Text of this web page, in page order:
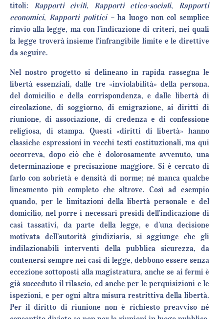
titoli: Rapporti civili, Rapporti etico-sociali,Rapporti
economici, Rapporti politici – ha luogo non col semplice
rinvio alla legge, ma con l’indicazione di criteri, nei quali
la legge troverà insieme l’infrangibile limite e le direttive
da seguire.
Nel nostro progetto si delineano in rapida rassegna le
libertà essenziali, dalle tre «inviolabilità» della persona,
del domicilio e della corrispondenza, e dalle libertà di
circolazione, di soggiorno, di emigrazione, ai diritti di
riunione, di associazione, di credenza e di confessione
religiosa, di stampa. Questi «diritti di libertà» hanno
classiche espressioni in vecchi testi costituzionali, ma qui
occorreva, dopo ciò che è dolorosamente avvenuto, una
determinazione e precisazione maggiore. Si è cercato di
farlo con sobrietà e densità di norme; né manca qualche
lineamento più completo che altrove. Così ad esempio
quando, per le limitazioni della libertà personale e del
domicilio, nel porre i necessari presidi dell’indicazione di
casi tassativi, da parte della legge, e d’una decisione
motivata dell’autorità giudiziaria, si aggiunge che gli
indilazionabili interventi della pubblica sicurezza, da
contenersi sempre nei casi di legge, debbono essere senza
eccezione sottoposti alla magistratura, anche se ai fermi è
già succeduto il rilascio, ed anche per le perquisizioni e le
ispezioni, e per ogni altra misura restrittiva della libertà.
Per il diritto di riunione non è richiesto preavviso né